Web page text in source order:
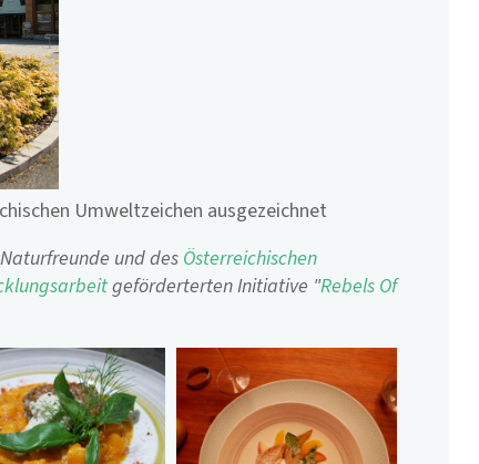
Umweltzeichen ausgezeichnet
und des Österreichischen
geförderterten Initiative "Rebels Of